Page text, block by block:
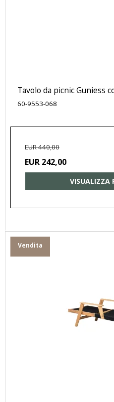
Tavolo da picnic Guniess
60-9553-068
EUR 440,00
EUR 242,00
VISUALIZZA
Vendita